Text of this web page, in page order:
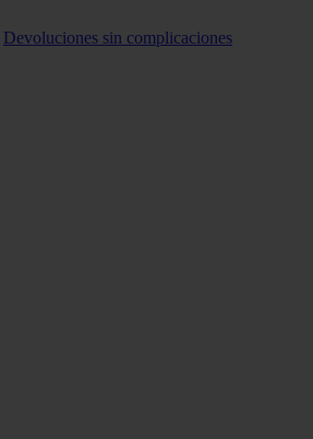
Devoluciones sin complicaciones